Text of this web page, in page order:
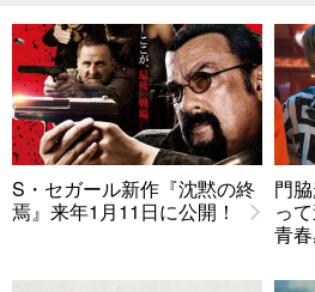
S・セガール新作『沈黙の終
焉』来年1月11日に公開！
門
っ
青